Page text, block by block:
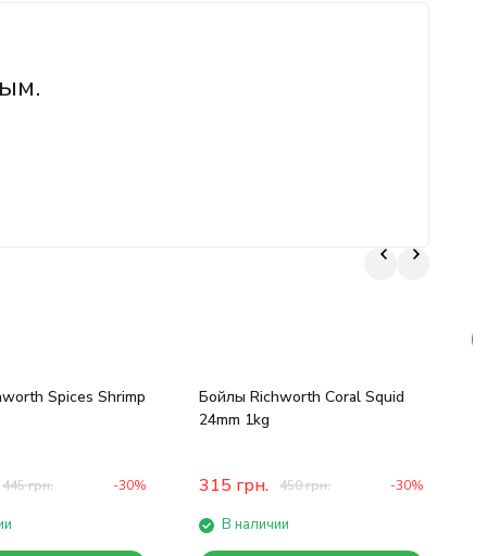
Spices Shrimp
445грн. -30%
Бойлы Richworth Coral Squid
24mm 1kg
315 грн. 450грн. -30%
В наличии